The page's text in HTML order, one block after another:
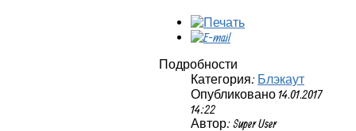
Подробности
Категория: Блэкаут
Опубликовано 14.01.2017
14:22
Автор: Super User